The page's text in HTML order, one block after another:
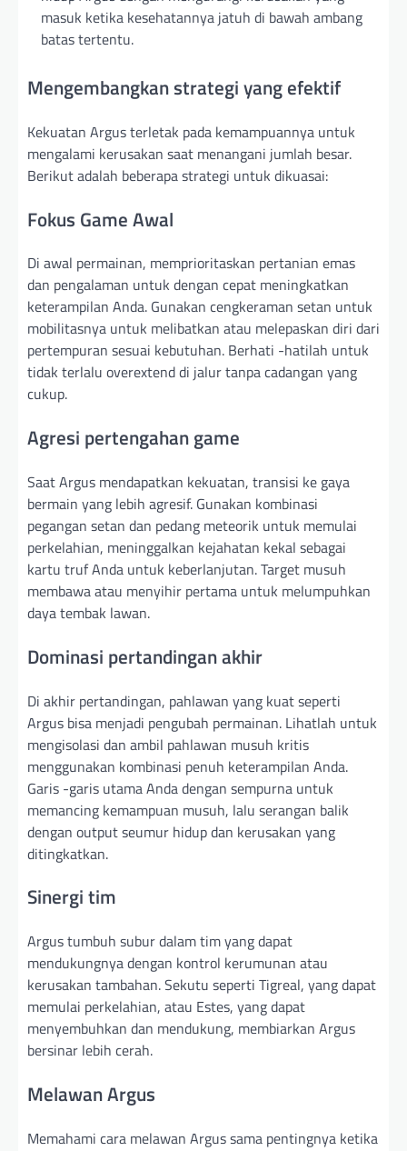
masuk ketika kesehatannya jatuh di bawah ambang
batas tertentu.
Mengembangkan strategi yang efektif
Kekuatan Argus terletak pada kemampuannya untuk
mengalami kerusakan saat menangani jumlah besar.
Berikut adalah beberapa strategi untuk dikuasai:
Fokus Game Awal
Di awal permainan, memprioritaskan pertanian emas
dan pengalaman untuk dengan cepat meningkatkan
keterampilan Anda. Gunakan cengkeraman setan untuk
mobilitasnya untuk melibatkan atau melepaskan diri dari
pertempuran sesuai kebutuhan. Berhati -hatilah untuk
tidak terlalu overextend di jalur tanpa cadangan yang
cukup.
Agresi pertengahan game
Saat Argus mendapatkan kekuatan, transisi ke gaya
bermain yang lebih agresif. Gunakan kombinasi
pegangan setan dan pedang meteorik untuk memulai
perkelahian, meninggalkan kejahatan kekal sebagai
kartu truf Anda untuk keberlanjutan. Target musuh
membawa atau menyihir pertama untuk melumpuhkan
daya tembak lawan.
Dominasi pertandingan akhir
Di akhir pertandingan, pahlawan yang kuat seperti
Argus bisa menjadi pengubah permainan. Lihatlah untuk
mengisolasi dan ambil pahlawan musuh kritis
menggunakan kombinasi penuh keterampilan Anda.
Garis -garis utama Anda dengan sempurna untuk
memancing kemampuan musuh, lalu serangan balik
dengan output seumur hidup dan kerusakan yang
ditingkatkan.
Sinergi tim
Argus tumbuh subur dalam tim yang dapat
mendukungnya dengan kontrol kerumunan atau
kerusakan tambahan. Sekutu seperti Tigreal, yang dapat
memulai perkelahian, atau Estes, yang dapat
menyembuhkan dan mendukung, membiarkan Argus
bersinar lebih cerah.
Melawan Argus
Memahami cara melawan Argus sama pentingnya ketika